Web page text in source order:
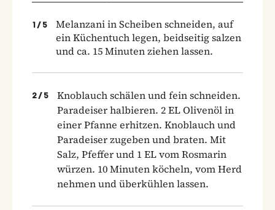
1 / 5
Melanzani in Scheiben schneiden, auf
ein Küchentuch legen, beidseitig salzen
und ca. 15 Minuten ziehen lassen.
2 / 5
Knoblauch schälen und fein schneiden.
Paradeiser halbieren. 2 EL Olivenöl in
einer Pfanne erhitzen. Knoblauch und
Paradeiser zugeben und braten. Mit
Salz, Pfeffer und 1 EL vom Rosmarin
würzen. 10 Minuten köcheln, vom Herd
nehmen und überkühlen lassen.